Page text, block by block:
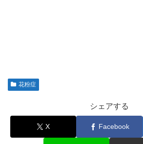
花粉症
シェアする
X Facebook